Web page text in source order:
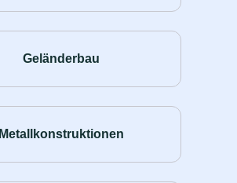
Geländerbau
Metallkonstruktionen